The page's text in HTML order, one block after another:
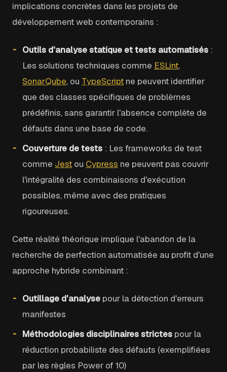
implications concrètes dans les projets de
développement web contemporains :
Outils d'analyse statique et tests automatisés :
Les solutions techniques comme ESLint,
SonarQube, ou TypeScript ne peuvent identifier
que des classes spécifiques de problèmes
prédéfinis, sans garantir l'absence complète de
défauts dans une base de code.
Couverture de tests : Les frameworks de test
comme Jest ou Cypress ne peuvent pas couvrir
l'intégralité des combinaisons d'exécution
possibles, même avec des pratiques
rigoureuses.
Cette réalité théorique implique l'abandon de la
recherche de perfection automatisée au profit d'une
approche hybride combinant :
Outillage d'analyse pour la détection d'erreurs
manifestes
Méthodologies disciplinaires strictes pour la
réduction probabiliste des défauts (exemplifiées
par les règles Power of 10)